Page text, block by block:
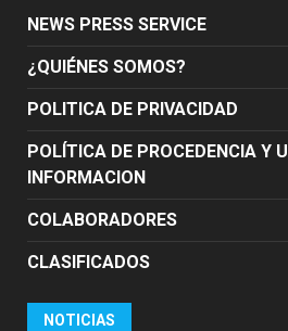
NEWS PRESS SERVICE
¿QUIÉNES SOMOS?
POLITICA DE PRIVACIDAD
POLÍTICA DE PROCEDENCIA Y
INFORMACION
COLABORADORES
CLASIFICADOS
NOTICIAS